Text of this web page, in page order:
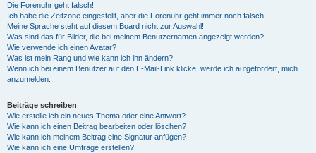
Die Forenuhr geht falsch!
Ich habe die Zeitzone eingestellt, aber die Forenuhr geht immer noch falsch!
Meine Sprache steht auf diesem Board nicht zur Auswahl!
Was sind das für Bilder, die bei meinem Benutzernamen angezeigt werden?
Wie verwende ich einen Avatar?
Was ist mein Rang und wie kann ich ihn ändern?
Wenn ich bei einem Benutzer auf den E-Mail-Link klicke, werde ich aufgefordert, mich
anzumelden.
Beiträge schreiben
Wie erstelle ich ein neues Thema oder eine Antwort?
Wie kann ich einen Beitrag bearbeiten oder löschen?
Wie kann ich meinem Beitrag eine Signatur anfügen?
Wie kann ich eine Umfrage erstellen?